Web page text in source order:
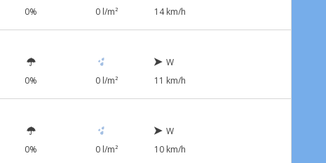
0% 0 l/m²
14 km/h
0% 0 l/m²
W
11 km/h
0% 0 l/m²
W
10 km/h